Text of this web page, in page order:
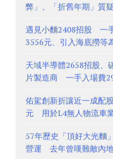
弊」、「折舊年期」質疑
遇見小麵2408招股 一
3556元、引入海底撈等
天域半導體2658招股、
片製造商 一手入場費
佑駕創新折讓近一成配
元 用於L4無人物流車
57年歷史「頂好大光麵
營運 去年曾嘆難敵內